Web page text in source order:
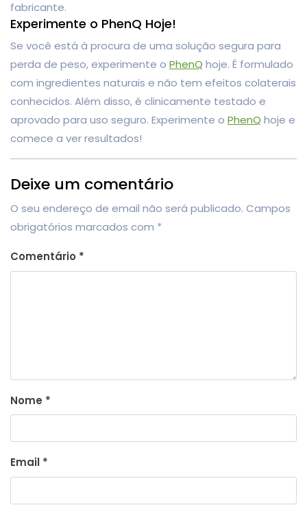
fabricante.
Experimente o PhenQ Hoje!
Se você está à procura de uma solução segura para
perda de peso, experimente o PhenQ hoje. É formulado
com ingredientes naturais e não tem efeitos colaterais
conhecidos. Além disso, é clinicamente testado e
aprovado para uso seguro. Experimente o PhenQ hoje e
comece a ver resultados!
Deixe um comentário
O seu endereço de email não será publicado. Campos
obrigatórios marcados com *
Comentário *
Nome *
Email *